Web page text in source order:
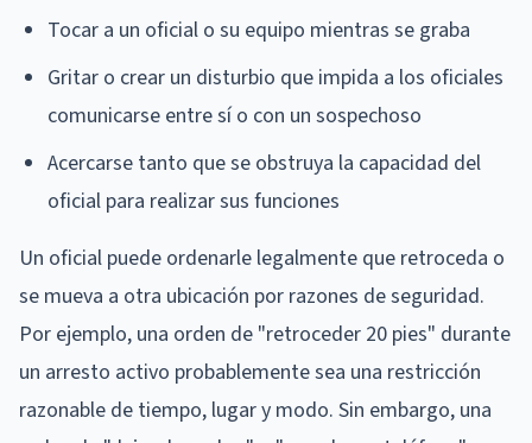
Tocar a un oficial o su equipo mientras se graba
Gritar o crear un disturbio que impida a los oficiales
comunicarse entre sí o con un sospechoso
Acercarse tanto que se obstruya la capacidad del
oficial para realizar sus funciones
Un oficial puede ordenarle legalmente que retroceda o
se mueva a otra ubicación por razones de seguridad.
Por ejemplo, una orden de "retroceder 20 pies" durante
un arresto activo probablemente sea una restricción
razonable de tiempo, lugar y modo. Sin embargo, una